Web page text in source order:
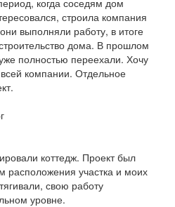
когда соседям дом
строила компания
выполняли работу, в итоге
дома. В прошлом
полностью переехали. Хочу
компании. Отдельное
коттедж. Проект был
расположения участка и моих
свою работу
уровне.